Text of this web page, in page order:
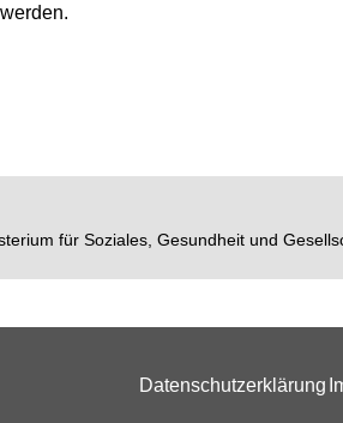
für Soziales, Gesundheit und
Datenschutzerklärung